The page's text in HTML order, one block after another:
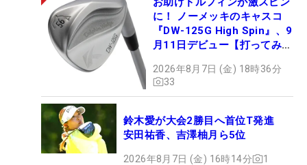
に！ ノーメッキのキャスコ
『DW-125G High Spin』、9
月11日デビュー【打ってみ
2026年8月7日 (金) 18時36分
33
鈴木愛が大会2勝目へ首位T発進
安田祐香、吉澤柚月ら5位
2026年8月7日 (金) 16時14分 1